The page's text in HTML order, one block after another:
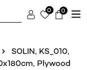
0 0
SOLIN, KS_010,
Plywood